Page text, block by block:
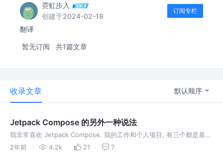
霓虹步入
创建于2024-02-18
订阅专栏
翻译
暂无订阅 共1篇文章
收录文章 默认顺序
Jetpack Compose 的另外一种说法
我非常喜欢 Jetpack Compose. 我的工作和个人项目, 有三个都是基于
这个. 强的一笔. 到现在，有个关于这个含义的大问题，需要很多信息来
2年前 4.2k 21 7